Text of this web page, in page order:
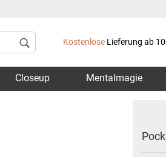
Lieferland
Kostenlose Lieferung ab
Closeup Mentalmagie